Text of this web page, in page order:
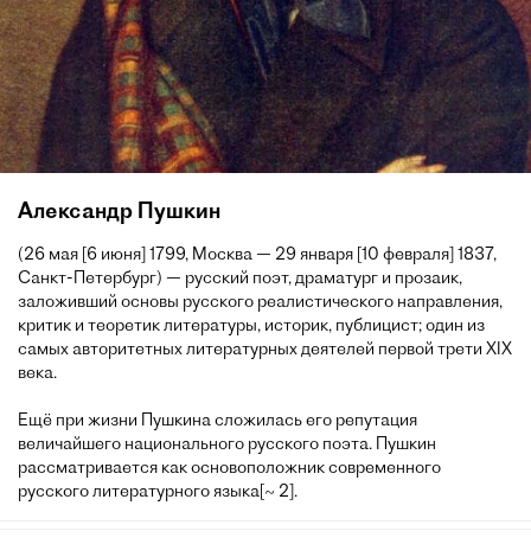
Александр Пушкин
(26 мая [6 июня] 1799, Москва — 29 января [10 февраля] 1837,
Санкт-Петербург) — русский поэт, драматург и прозаик,
заложивший основы русского реалистического направления,
критик и теоретик литературы, историк, публицист; один из
самых авторитетных литературных деятелей первой трети XIX
века.
Ещё при жизни Пушкина сложилась его репутация
величайшего национального русского поэта. Пушкин
рассматривается как основоположник современного
русского литературного языка[~ 2].